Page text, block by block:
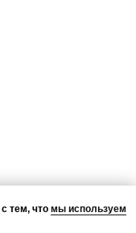
тем, что мы используем